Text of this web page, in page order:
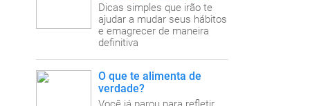
Dicas simples que irão te
ajudar a mudar seus hábitos
e emagrecer de maneira
definitiva
O que te alimenta de
verdade?